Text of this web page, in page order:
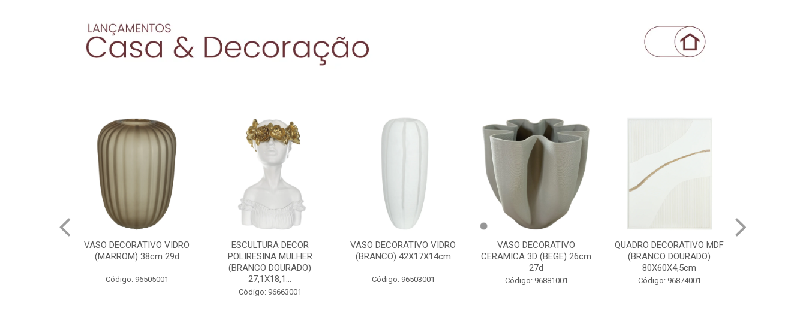
VASO DECORATIVO VIDRO
(MARROM) 38cm 29d
Código: 96505001
ESCULTURA DECOR
POLIRESINA MULHER
(BRANCO DOURADO)
27,1X18,1...
Código: 96663001
VASO DECORATIVO VIDRO
(BRANCO) 42X17X14cm
Código: 96503001
VASO DECORATIVO
CERAMICA 3D (BEGE) 26cm
27d
Código: 96881001
QUADRO DECORATIVO MDF
(BRANCO DOURADO)
80X60X4,5cm
Código: 96874001